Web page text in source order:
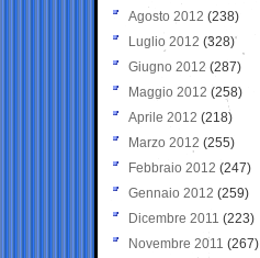
Agosto 2012 (238)
Luglio 2012 (328)
Giugno 2012 (287)
Maggio 2012 (258)
Aprile 2012 (218)
Marzo 2012 (255)
Febbraio 2012 (247)
Gennaio 2012 (259)
Dicembre 2011 (223)
Novembre 2011 (267)